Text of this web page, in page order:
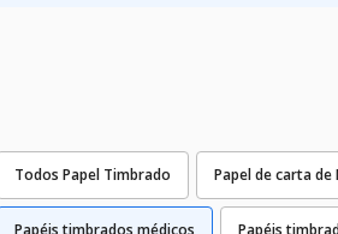
Todos Papel Timbrado Papel de carta de
Papéis timbrados médicos Papéis